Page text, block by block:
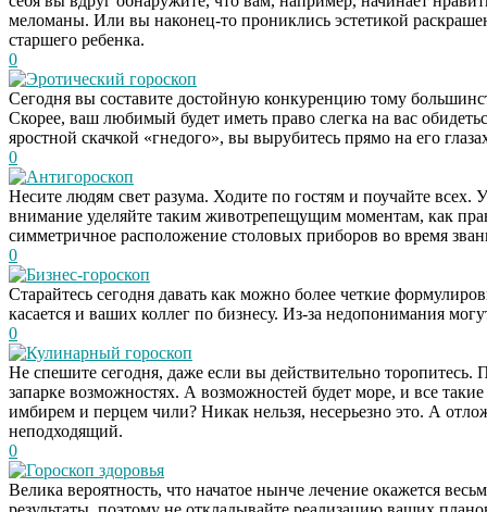
меломаны. Или вы наконец-то прониклись эстетикой
старшего ребенка.
0
Эротический гороскоп
Сегодня вы составите достойную конкуренцию тому
Скорее, ваш любимый будет иметь право слегка на вас
яростной скачкой «гнедого», вы вырубитесь прямо на его
0
Антигороскоп
Несите людям свет разума. Ходите по гостям и поучайте
внимание уделяйте таким животрепещущим моментам, как
симметричное расположение столовых приборов во время
0
Бизнес-гороскоп
Старайтесь сегодня давать как можно более четкие
касается и ваших коллег по бизнесу. Из-за недопонимания
0
Кулинарный гороскоп
Не спешите сегодня, даже если вы действительно
запарке возможностях. А возможностей будет море, и все
имбирем и перцем чили? Никак нельзя, несерьезно это. А
неподходящий.
0
Гороскоп здоровья
Велика вероятность, что начатое нынче лечение окажется